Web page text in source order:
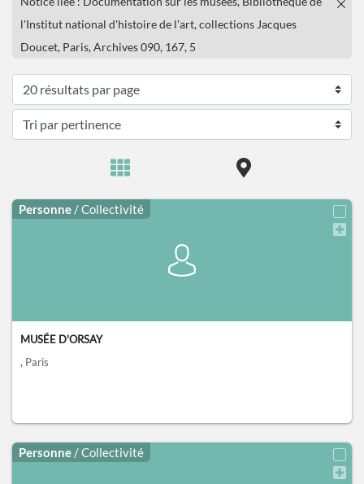
l'Institut national d'histoire de l'art, collections Jacques
Doucet, Paris, Archives 090, 167, 5
Personne / Collectivité
MUSÉE D'ORSAY
, Paris
Personne / Collectivité